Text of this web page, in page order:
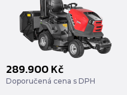
289.900Kč
Doporučená cena s DPH